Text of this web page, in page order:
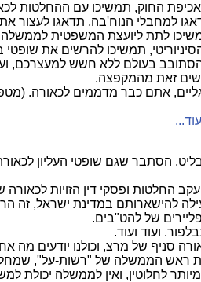
החוק, תמשיכו עם ההחלטות
לתת ליועצת המשפטית
תמשיכו להרשים את שופטי
בעולם ללא חשש למעצרכם,
זאת מהמקפצה.
אתם כבר מדממים לכאורה.
עוד...
הסתבר שגם שופטי העליון
החלטות ופסקי דין הזויות לכאורה
להישארותם במדינת ישראל, זה
של להט"בים.
ועוד ועוד.
סניף של מרצ, וכולנו יודעים מה
ראש הממשלה של "רשות-על",
לחלוטין, ואין לממשלה יכולת